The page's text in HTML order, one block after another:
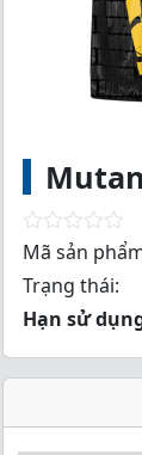
R
t
d
o
u
Mã sản
Trạng thái:
Hạn sử